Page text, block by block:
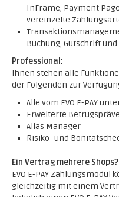
InFrame, Payment
vereinzelte
Buchung, Gutschrift und
Professional:
Ihnen stehen alle
der Folgenden zur
Alle vom EVO E-PAY
Erweiterte
Alias Manager
Risiko- und
Ein Vertrag mehrere Shops?
EVO E-PAY Zahlungsmodul
gleichzeitig mit einem